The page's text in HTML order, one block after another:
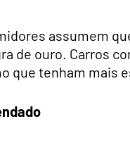
assumem
de ouro. Carros
que tenham mais